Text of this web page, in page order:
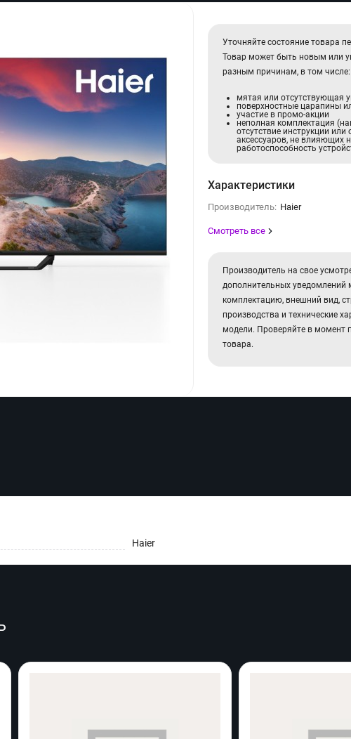
Уточняйте состояние товара
Товар может быть новым или
разным причинам, в том числе:
мятая или отсутствующая
поверхностные царапины
участие в промо-акции
неполная комплектация
отсутствие инструкции или
аксессуаров, не влияющих
работоспособность
Характеристики
Производитель: Haier
Смотреть все
Производитель на свое
дополнительных уведомлений
комплектацию, внешний вид,
производства и технические
модели. Проверяйте в момент
товара.
Haier